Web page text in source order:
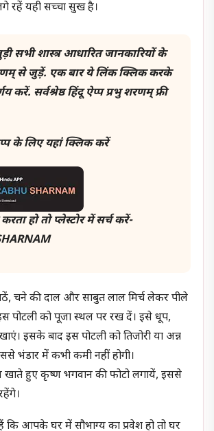
रहें यही सच्चा सुख है।
सभी शास्त्र आधारित जानकारियों के
से जुड़ें. एक बार ये लिंक क्लिक करके
करें. सर्वश्रेष्ठ हिंदू ऐप्प प्रभु शरणम् फ्री
के लिए यहां क्लिक करें
हो तो प्लेस्टोर में सर्च करें-
चने की दाल और साबुत लाल मिर्च लेकर पीले
पोटली को पूजा स्थल पर रख दें। इसे धूप,
इसके बाद इस पोटली को तिजोरी या अन्न
भंडार में कभी कमी नहीं होगी।
खाते हुए कृष्ण भगवान की फोटो लगायें, इससे
आपके घर में सौभाग्य का प्रवेश हो तो घर